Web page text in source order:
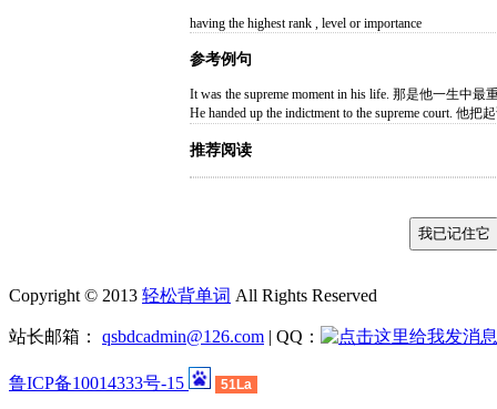
having the highest rank , level or importance
参考例句
It was the supreme moment in his life. 那是他一生中最
He handed up the indictment to the supreme court. 他
推荐阅读
Copyright © 2013 轻松背单词 All Rights Reserved
站长邮箱： qsbdcadmin@126.com | QQ：
鲁ICP备10014333号-15 51La